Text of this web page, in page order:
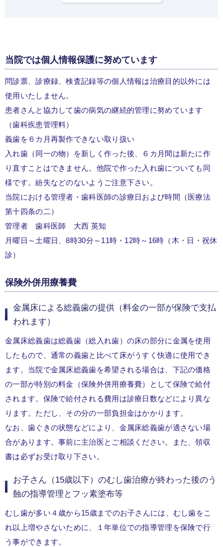
当院では個人情報保護に努めています
問診票、診療録、検査記録等の個人情報は治療目的以外には
使用いたしません。
患者さんと協力して歯の病気の継続的管理に努めています
（歯科疾患管理料）
義歯を６カ月再製作できない取り扱い
入れ歯（同一の物）を新しく作った後、６カ月間は新たに作
り直すことはできません。他院で作った入れ歯についても同
様です。紛失などのないようご注意下さい。
当院における管理者・歯科医師の診療日および時間（医療法
第十四条の二）
管理者 歯科医師 大西 英知
月曜日～土曜日、8時30分～11時・12時～16時（木・日・祝休
診）
保険外併用療養費
金属床による総義歯の提供（料金の一部が保険で支払
われます）
金属床総義歯は総義歯（総入れ歯）の床の部分に金属を使用
したもので、通常の義歯と比べて床がうすく快適に使用でき
ます。当院で金属床総義歯を希望される場合は、下記の価格
の一部が特別の料金（保険外併用療養費）として保険で給付
されます。保険で給付される費用は診療日数などにより異な
ります。ただし、その分の一部負担金はかかります。
なお、歯ぐきの状態などにより、金属床総義歯が適さない場
合があります。事前に主治医とご相談ください。また、領収
書は必ずお受け取り下さい。
お子さん（15歳以下）のむし歯治療が終わった後のう
蝕の指導管理とフッ素塗布等
むし歯が多い４歳から15歳までのお子さんには、むし歯をこ
れ以上増やさないために、１年単位での指導管理を保険で行
う事ができます。